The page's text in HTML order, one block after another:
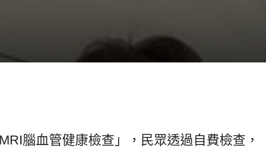
腦血管健康檢查」，民眾透過自費檢查，